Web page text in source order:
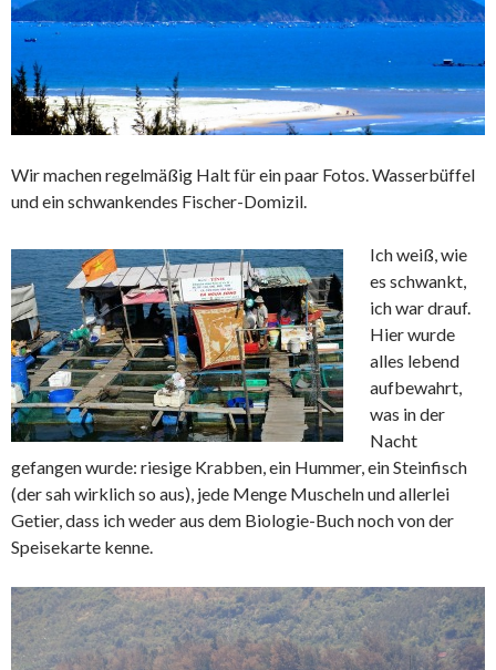
Wir machen regelmäßig Halt für ein paar Fotos. Wasserbüffel
und ein schwankendes Fischer-Domizil.
Ich weiß, wie
es schwankt,
ich war drauf.
Hier wurde
alles lebend
aufbewahrt,
was in der
Nacht
gefangen wurde: riesige Krabben, ein Hummer, ein Steinfisch
(der sah wirklich so aus), jede Menge Muscheln und allerlei
Getier, dass ich weder aus dem Biologie-Buch noch von der
Speisekarte kenne.